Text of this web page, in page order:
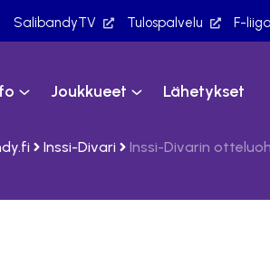
SalibandyTV Tulospalvelu F-liiga
Joukkueet Lähetykset
Inssi-Divari Inssi-Divarin